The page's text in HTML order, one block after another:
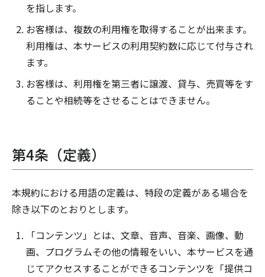
を指します。
お客様は、複数の利用権を取得することが出来ます。
利用権は、本サービスの利用契約数に応じて付与され
ます。
お客様は、利用権を第三者に譲渡、貸与、売買等をす
ることや相続等をさせることはできません。
第4条（定義）
本規約における用語の定義は、特段の定義がある場合を
除き以下のとおりとします。
「コンテンツ」とは、文章、音声、音楽、画像、動
画、プログラムその他の情報をいい、本サービスを通
じてアクセスすることができるコンテンツを「提供コ